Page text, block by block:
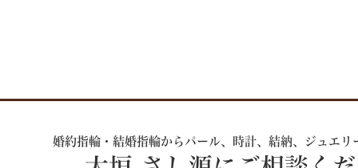
婚約指輪・結婚指輪からパール、時計、 結納、ジュエリ